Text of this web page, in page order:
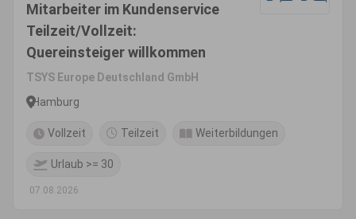
Mitarbeiter im Kundenservice
Teilzeit/Vollzeit:
Quereinsteiger willkommen
TSYS Europe Deutschland GmbH
Hamburg
Vollzeit Teilzeit Weiterbildungen
Urlaub >= 30
07.08.2026